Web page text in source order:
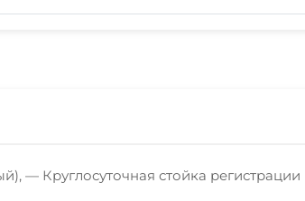
— Круглосуточная стойка регистрации